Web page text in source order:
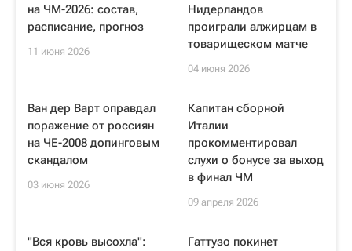
на ЧМ-2026: состав,
расписание, прогноз
11 июня 2026
Нидерландов
проиграли алжирцам в
товарищеском матче
04 июня 2026
Ван дер Варт оправдал
поражение от россиян
на ЧЕ-2008 допинговым
скандалом
03 июня 2026
Капитан сборной
Италии
прокомментировал
слухи о бонусе за выход
в финал ЧМ
09 апреля 2026
"Вся кровь высохла":
Гаттузо покинет